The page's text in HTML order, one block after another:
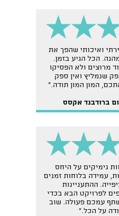
ואיכותי שהפך את
הכל הגיע בזמן.
מרוצים ולא הפסיקו
שנמליץ ואין ספק
המון המון תודה."
ברודבנד אקסס
גימיקים על היחס
עמידה בלוחות זמנים
ההתעניינות
לפרויקט הבא בכדי
עמכם פעולה. שוב
על הכל."